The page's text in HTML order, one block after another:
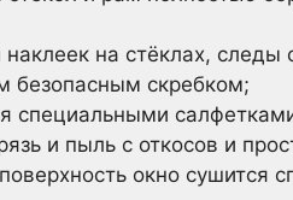
на стёклах,
безопасным скребком;
специальными
и пыль с откосов и
окно сушится